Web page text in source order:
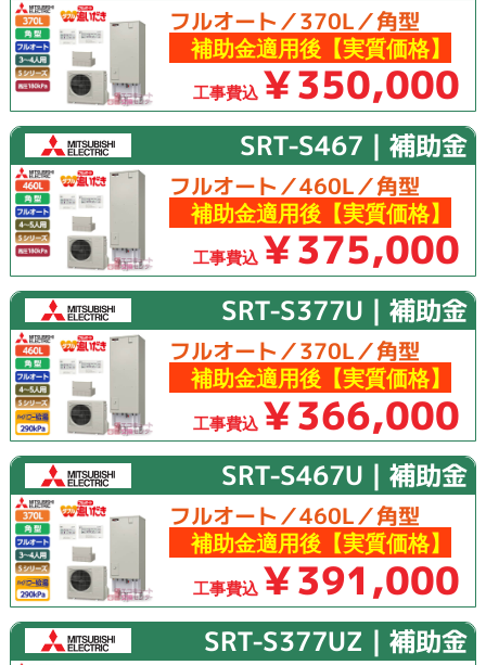
フルオート／370L／角型
補助金適用後【実質価格】
工事費込 ￥350,000
SRT-S467｜補助金
フルオート／460L／角型
補助金適用後【実質価格】
工事費込 ￥375,000
SRT-S377U｜補助金
フルオート／370L／角型
補助金適用後【実質価格】
工事費込 ￥366,000
SRT-S467U｜補助金
フルオート／460L／角型
補助金適用後【実質価格】
工事費込 ￥391,000
SRT-S377UZ｜補助金